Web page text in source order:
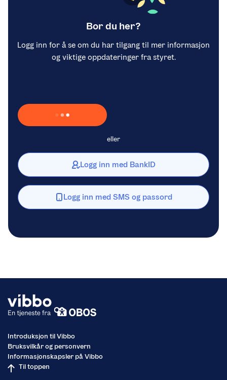
Bor du her?
Logg inn for å se om du har tilgang til mer informasjon
og viktige oppdateringer fra styret.
Laster inn Vipps …
eller
Logg inn med BankID
Logg inn med SMS og passord
Introduksjon til Vibbo
Bruksvilkår og personvern
Informasjonskapsler på Vibbo
Til toppen